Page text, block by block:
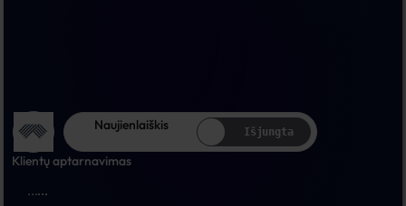
Naujienlaiškis Išjungta
Klientų aptarnavimas
......